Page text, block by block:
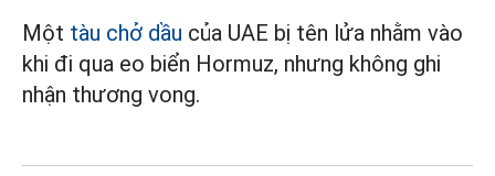
Một tàu chở dầu của UAE bị tên lửa nhằm vào
khi đi qua eo biển Hormuz, nhưng không ghi
nhận thương vong.